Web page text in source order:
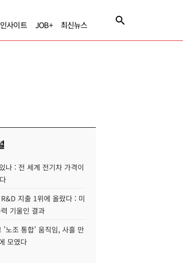
인사이트 JOB+ 최신뉴스
나 : 전 세계 전기차 가격이
지출 1위에 올랐다 : 미
기울인 결과
'노조 통합' 움직임, 사흘 만
모였다